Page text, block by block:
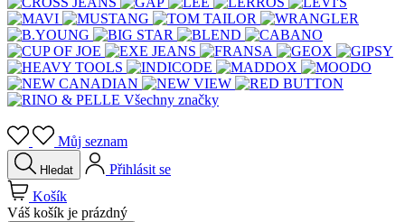
Všechny značky
Můj seznam
Hledat
Přihlásit se
Košík
Váš košík je prázdný